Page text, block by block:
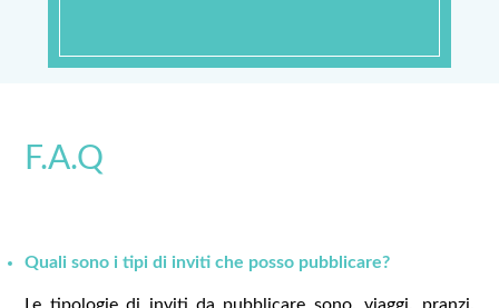
F.A.Q
Quali sono i tipi di inviti che posso pubblicare?